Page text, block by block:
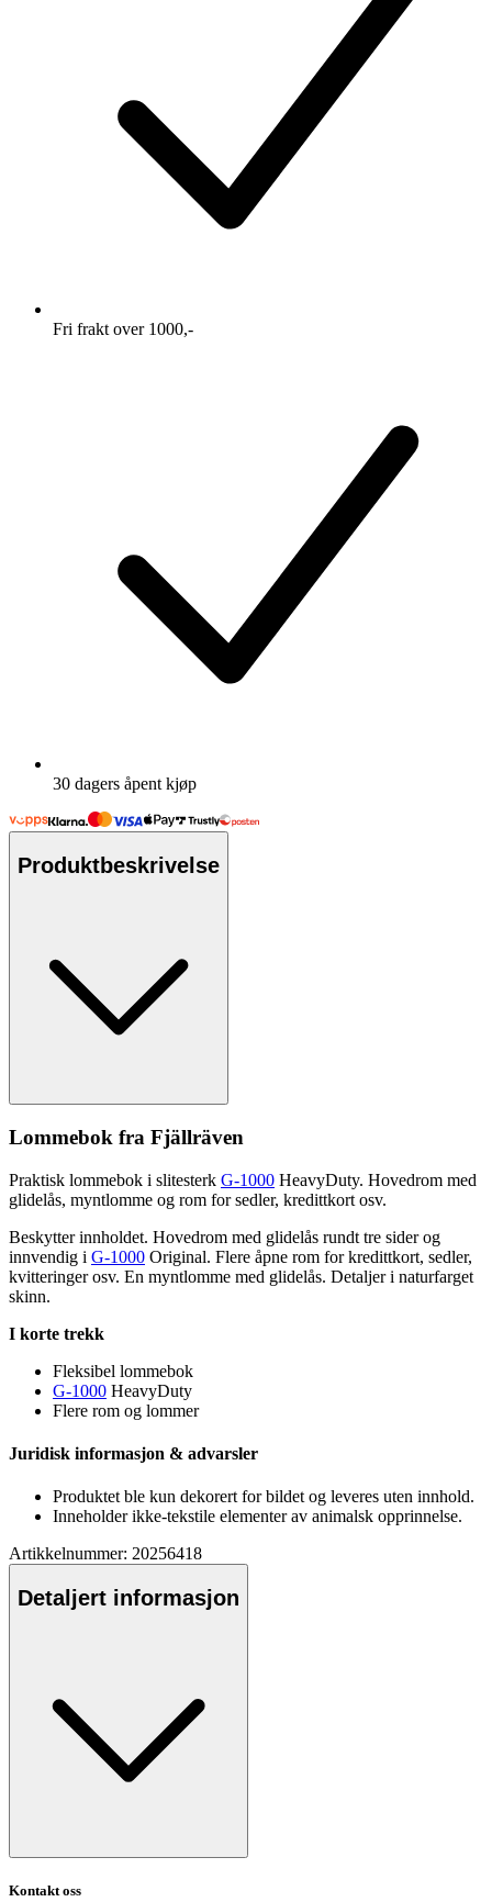
Fri frakt over 1000,-
30 dagers åpent kjøp
Produktbeskrivelse
Lommebok fra Fjällräven
Praktisk lommebok i slitesterk G-1000 HeavyDuty. Hovedrom med
glidelås, myntlomme og rom for sedler, kredittkort osv.
Beskytter innholdet. Hovedrom med glidelås rundt tre sider og
innvendig i G-1000 Original. Flere åpne rom for kredittkort, sedler,
kvitteringer osv. En myntlomme med glidelås. Detaljer i naturfarget
skinn.
I korte trekk
Fleksibel lommebok
G-1000 HeavyDuty
Flere rom og lommer
Juridisk informasjon & advarsler
Produktet ble kun dekorert for bildet og leveres uten innhold.
Inneholder ikke-tekstile elementer av animalsk opprinnelse.
Artikkelnummer: 20256418
Detaljert informasjon
Kontakt oss